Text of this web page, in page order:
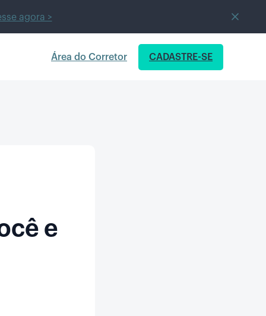
agora >
Área do Corretor CADASTRE-SE
e